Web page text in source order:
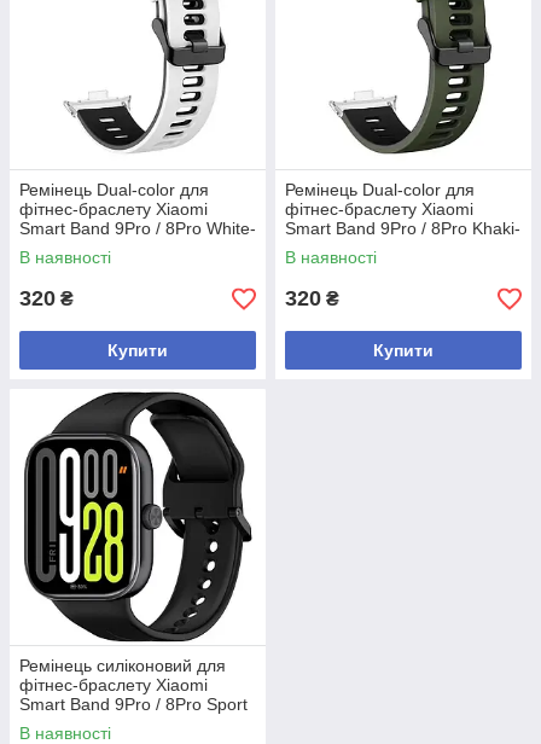
Ремінець Dual-color для
фітнес-браслету Xiaomi
Smart Band 9Pro / 8Pro White-
black-silver
В наявності
320 ₴
Купити
Ремінець Dual-color для
фітнес-браслету Xiaomi
Smart Band 9Pro / 8Pro Khaki-
black-silver
В наявності
320 ₴
Купити
Ремінець силіконовий для
фітнес-браслету Xiaomi
Smart Band 9Pro / 8Pro Sport
Black
В наявності